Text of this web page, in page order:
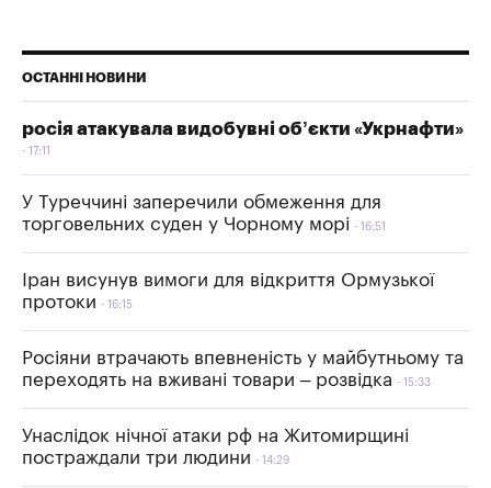
ОСТАННІ НОВИНИ
росія атакувала видобувні об’єкти «Укрнафти»
17:11
У Туреччині заперечили обмеження для
торговельних суден у Чорному морі
16:51
Іран висунув вимоги для відкриття Ормузької
протоки
16:15
Росіяни втрачають впевненість у майбутньому та
переходять на вживані товари – розвідка
15:33
Унаслідок нічної атаки рф на Житомирщині
постраждали три людини
14:29